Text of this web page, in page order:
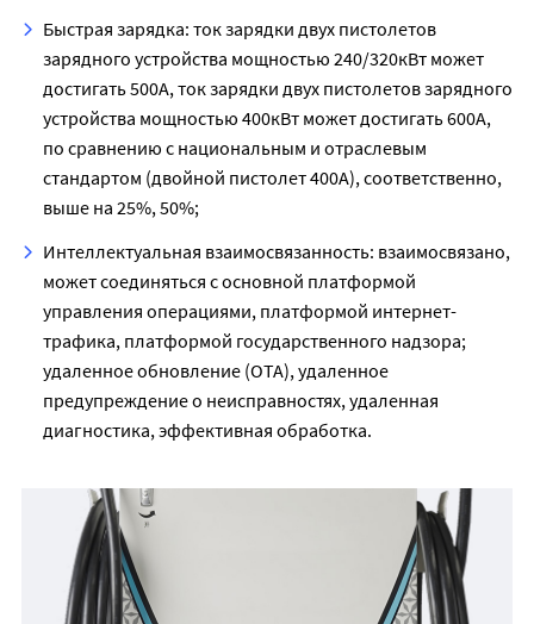
Быстрая зарядка: ток зарядки двух пистолетов
зарядного устройства мощностью 240/320кВт может
достигать 500А, ток зарядки двух пистолетов зарядного
устройства мощностью 400кВт может достигать 600А,
по сравнению с национальным и отраслевым
стандартом (двойной пистолет 400А), соответственно,
выше на 25%, 50%;
Интеллектуальная взаимосвязанность: взаимосвязано,
может соединяться с основной платформой
управления операциями, платформой интернет-
трафика, платформой государственного надзора;
удаленное обновление (OTA), удаленное
предупреждение о неисправностях, удаленная
диагностика, эффективная обработка.